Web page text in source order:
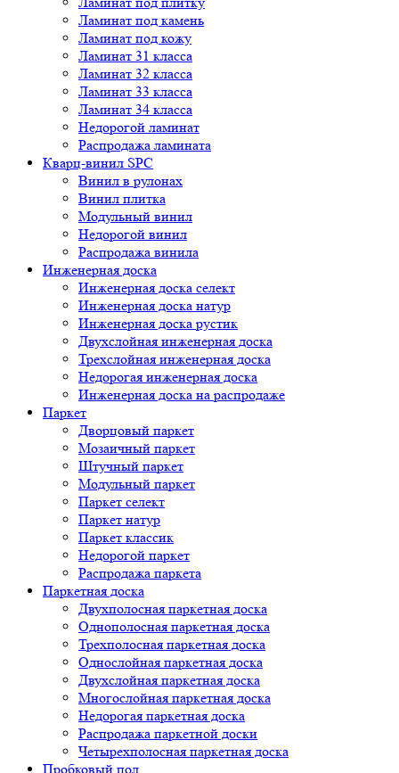
Ламинат под камень
Ламинат под кожу
Ламинат 31 класса
Ламинат 32 класса
Ламинат 33 класса
Ламинат 34 класса
Недорогой ламинат
Распродажа ламината
Кварц-винил SPC
Винил в рулонах
Винил плитка
Модульный винил
Недорогой винил
Распродажа винила
Инженерная доска
Инженерная доска селект
Инженерная доска натур
Инженерная доска рустик
Двухслойная инженерная доска
Трехслойная инженерная доска
Недорогая инженерная доска
Инженерная доска на распродаже
Паркет
Дворцовый паркет
Мозаичный паркет
Штучный паркет
Модульный паркет
Паркет селект
Паркет натур
Паркет классик
Недорогой паркет
Распродажа паркета
Паркетная доска
Двухполосная паркетная доска
Однополосная паркетная доска
Трехполосная паркетная доска
Однослойная паркетная доска
Двухслойная паркетная доска
Многослойная паркетная доска
Недорогая паркетная доска
Распродажа паркетной доски
Четырехполосная паркетная доска
Пробковый пол